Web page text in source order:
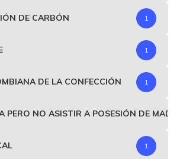
DE CARBÓN 1
1
DE LA CONFECCIÓN 1
PERO NO ASISTIR A POSESIÓN DE
1